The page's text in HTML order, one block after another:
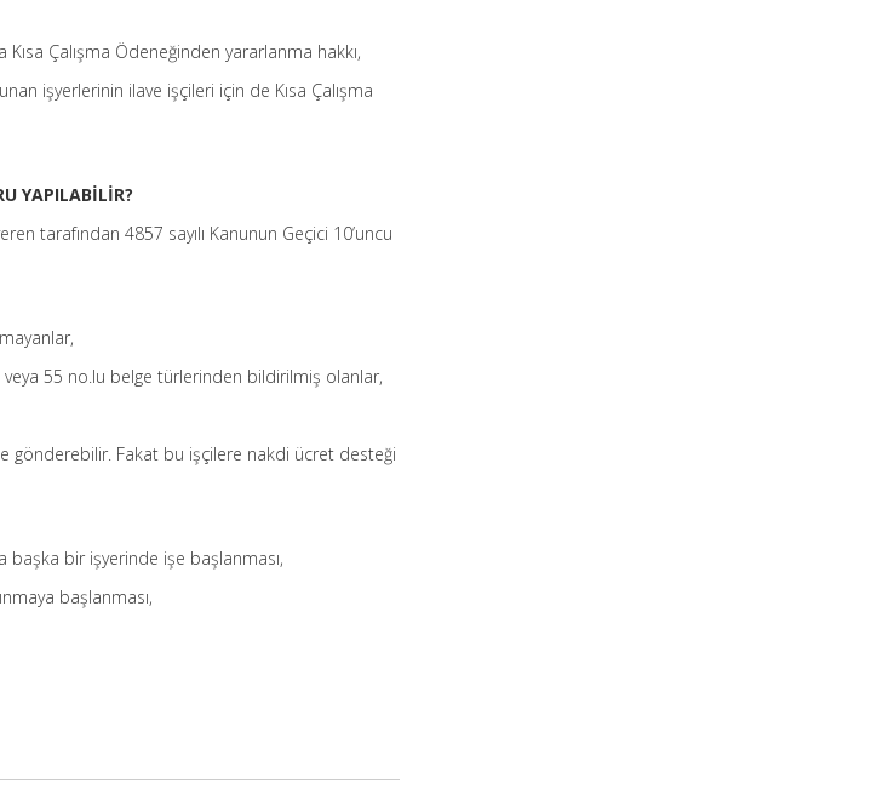
Çalışma Ödeneğinden yararlanma hakkı,
işyerlerinin ilave işçileri için de Kısa Çalışma
YAPILABİLİR?
tarafından 4857 sayılı Kanunun Geçici 10’uncu
veya 55 no.lu belge türlerinden bildirilmiş olanlar,
gönderebilir. Fakat bu işçilere nakdi ücret desteği
başka bir işyerinde işe başlanması,
başlanması,